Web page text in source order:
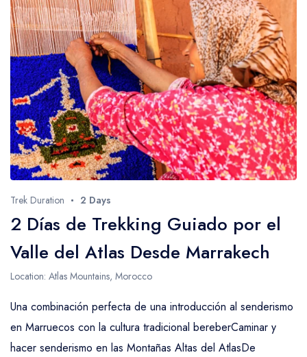
Trek Duration 2 Days
2 Días de Trekking Guiado por el
Valle del Atlas Desde Marrakech
Location: Atlas Mountains, Morocco
Una combinación perfecta de una introducción al senderismo
en Marruecos con la cultura tradicional bereberCaminar y
hacer senderismo en las Montañas Altas del AtlasDe